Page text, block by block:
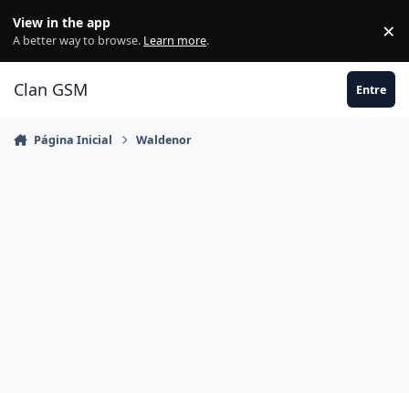
View in the app
A better way to browse. Learn more. ×
Clan GSM Entre
Página Inicial Waldenor